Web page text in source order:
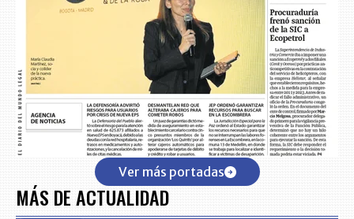
Ver más portadas
MÁS DE ACTUALIDAD